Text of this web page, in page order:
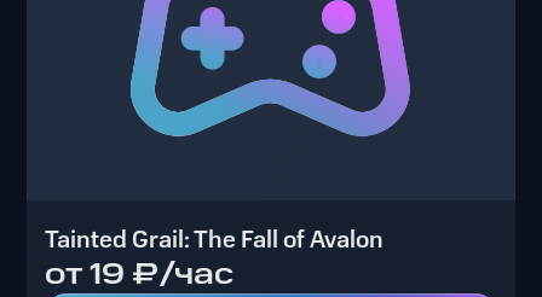
Tainted Grail: The Fall of Avalon
от 19 ₽/час